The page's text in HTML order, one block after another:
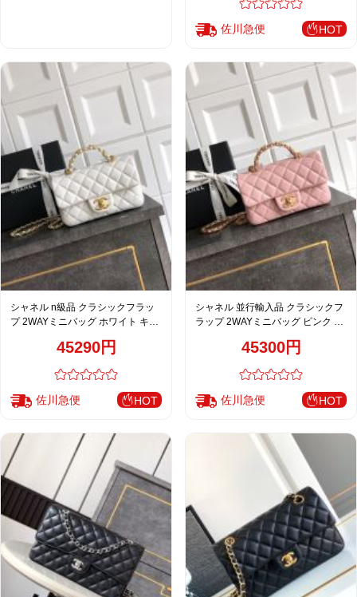
佐川急便 HOT
シャネル n級品 クラシックフラッ
プ 2WAYミニバッグ ホワイト キル
45290円
佐川急便 HOT
シャネル 並行輸入品 クラシックフ
ラップ 2WAYミニバッグ ピンク キ
45300円
佐川急便 HOT